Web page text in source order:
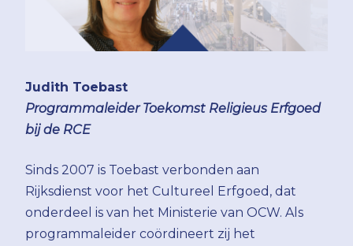
Judith Toebast
Programmaleider Toekomst Religieus Erfgoed
bij de RCE
Sinds 2007 is Toebast verbonden aan
Rijksdienst voor het Cultureel Erfgoed, dat
onderdeel is van het Ministerie van OCW. Als
programmaleider coördineert zij het